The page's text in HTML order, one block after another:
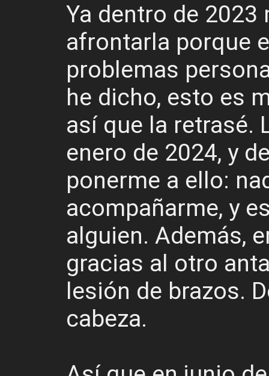
Ya dentro de 2023
afrontarla porque
problemas
he dicho, esto es
así que la retrasé.
enero de 2024, y
ponerme a ello:
acompañarme, y
alguien. Además,
gracias al otro
lesión de brazos.
cabeza.